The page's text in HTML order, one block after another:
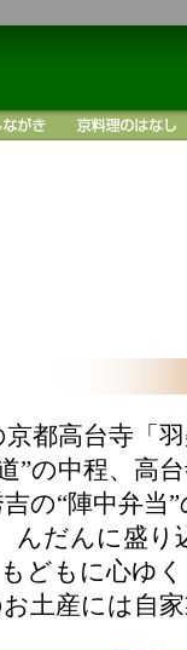
京都高台寺「
”の中程、高
の“陣中弁
んだんに盛り
どもに心ゆ
土産には自